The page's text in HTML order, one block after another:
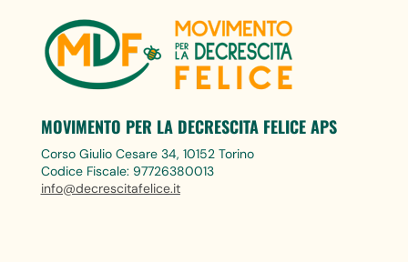
MOVIMENTO PER LA DECRESCITA FELICE APS
Corso Giulio Cesare 34, 10152 Torino
Codice Fiscale: 97726380013
info@decrescitafelice.it